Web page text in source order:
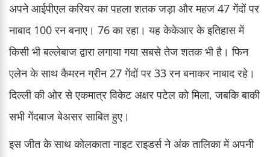
अपने आईपीएल करियर का पहला शतक जड़ा और महज 47 गेंदों पर
नाबाद 100 रन बनाए। 76 का रहा। यह केकेआर के इतिहास में
किसी भी बल्लेबाज द्वारा लगाया गया सबसे तेज शतक भी है। फिन
एलेन के साथ कैमरन ग्रीन 27 गेंदों पर 33 रन बनाकर नाबाद रहे।
दिल्ली की ओर से एकमात्र विकेट अक्षर पटेल को मिला, जबकि बाकी
सभी गेंदबाज बेअसर साबित हुए।
इस जीत के साथ कोलकाता नाइट राइडर्स ने अंक तालिका में अपनी